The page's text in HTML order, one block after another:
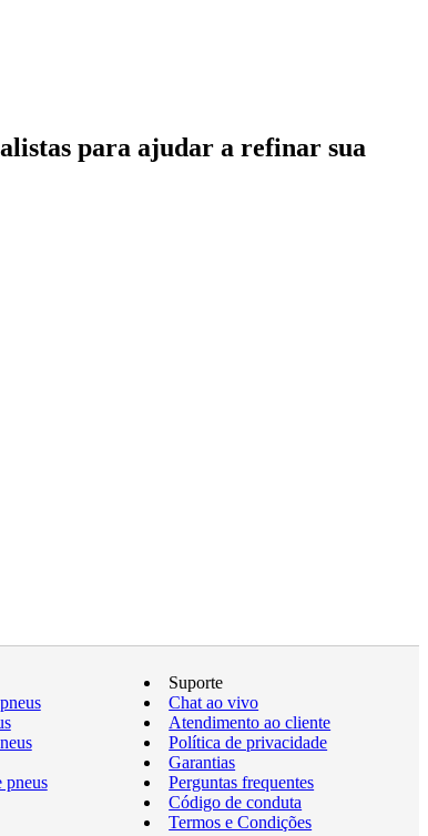
para ajudar a refinar sua
pneus
Suporte
Chat ao vivo
Atendimento ao cliente
Política de privacidade
Garantias
Perguntas frequentes
Código de conduta
Termos e Condições